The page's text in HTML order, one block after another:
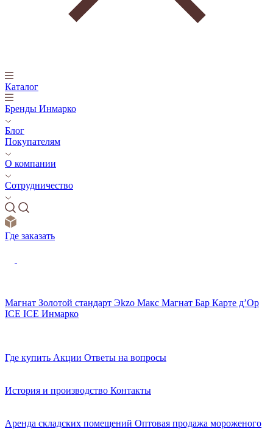
Каталог
Бренды Инмарко
Блог
Покупателям
О компании
Сотрудничество
Где заказать
Магнат Золотой стандарт Эkzо Макс Магнат Бар Карте д’Ор
ICE ICE Инмарко
Где купить Акции Ответы на вопросы
История и производство Контакты
Аренда складских помещений Оптовая продажа мороженого